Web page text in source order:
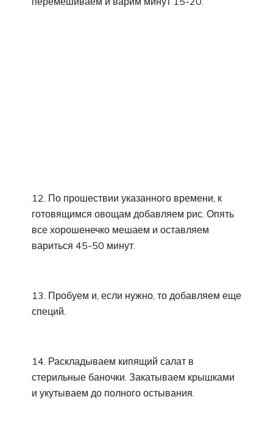
12. По прошествии указанного времени, к
готовящимся овощам добавляем рис. Опять
все хорошенечко мешаем и оставляем
вариться 45-50 минут.
13. Пробуем и, если нужно, то добавляем еще
специй.
14. Раскладываем кипящий салат в
стерильные баночки. Закатываем крышками
и укутываем до полного остывания.